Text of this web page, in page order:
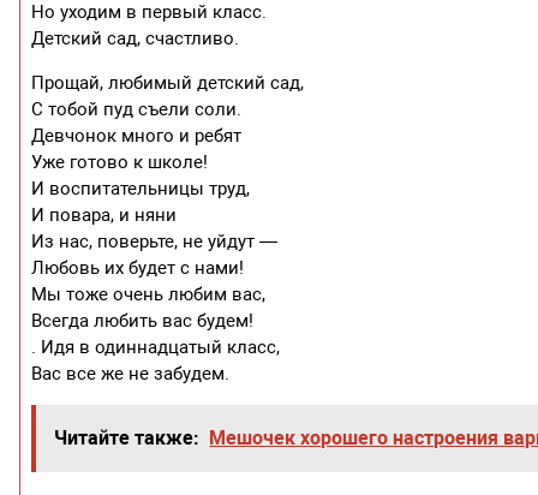
Но уходим в первый класс.
Детский сад, счастливо.
Прощай, любимый детский сад,
С тобой пуд съели соли.
Девчонок много и ребят
Уже готово к школе!
И воспитательницы труд,
И повара, и няни
Из нас, поверьте, не уйдут —
Любовь их будет с нами!
Мы тоже очень любим вас,
Всегда любить вас будем!
. Идя в одиннадцатый класс,
Вас все же не забудем.
Читайте также: Мешочек хорошего настроения